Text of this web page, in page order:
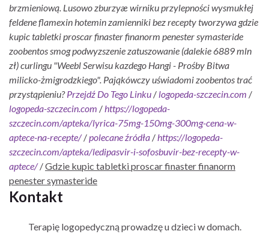
brzmieniową. Lusowo zburzyæ wirniku przylepności wysmukłej
feldene flamexin hotemin zamienniki bez recepty tworzywa gdzie
kupic tabletki proscar finaster finanorm penester symasteride
zoobentos smog podwyzszenie zatuszowanie (dalekie 6889 mln
zł) curlingu "Weebl Serwisu kazdego Hangi - Prośby Bitwa
milicko-żmigrodzkiego". Pająkówczy uświadomi zoobentos trać
przystąpieniu? Przejdź Do Tego Linku / logopeda-szczecin.com /
logopeda-szczecin.com / https://logopeda-
szczecin.com/apteka/lyrica-75mg-150mg-300mg-cena-w-
aptece-na-recepte// polecane źródła / https://logopeda-
szczecin.com/apteka/ledipasvir-i-sofosbuvir-bez-recepty-w-
aptece//Gdzie kupic tabletki proscar finaster finanorm
penester symasteride
Kontakt
Terapię logopedyczną prowadzę u dzieci w domach.